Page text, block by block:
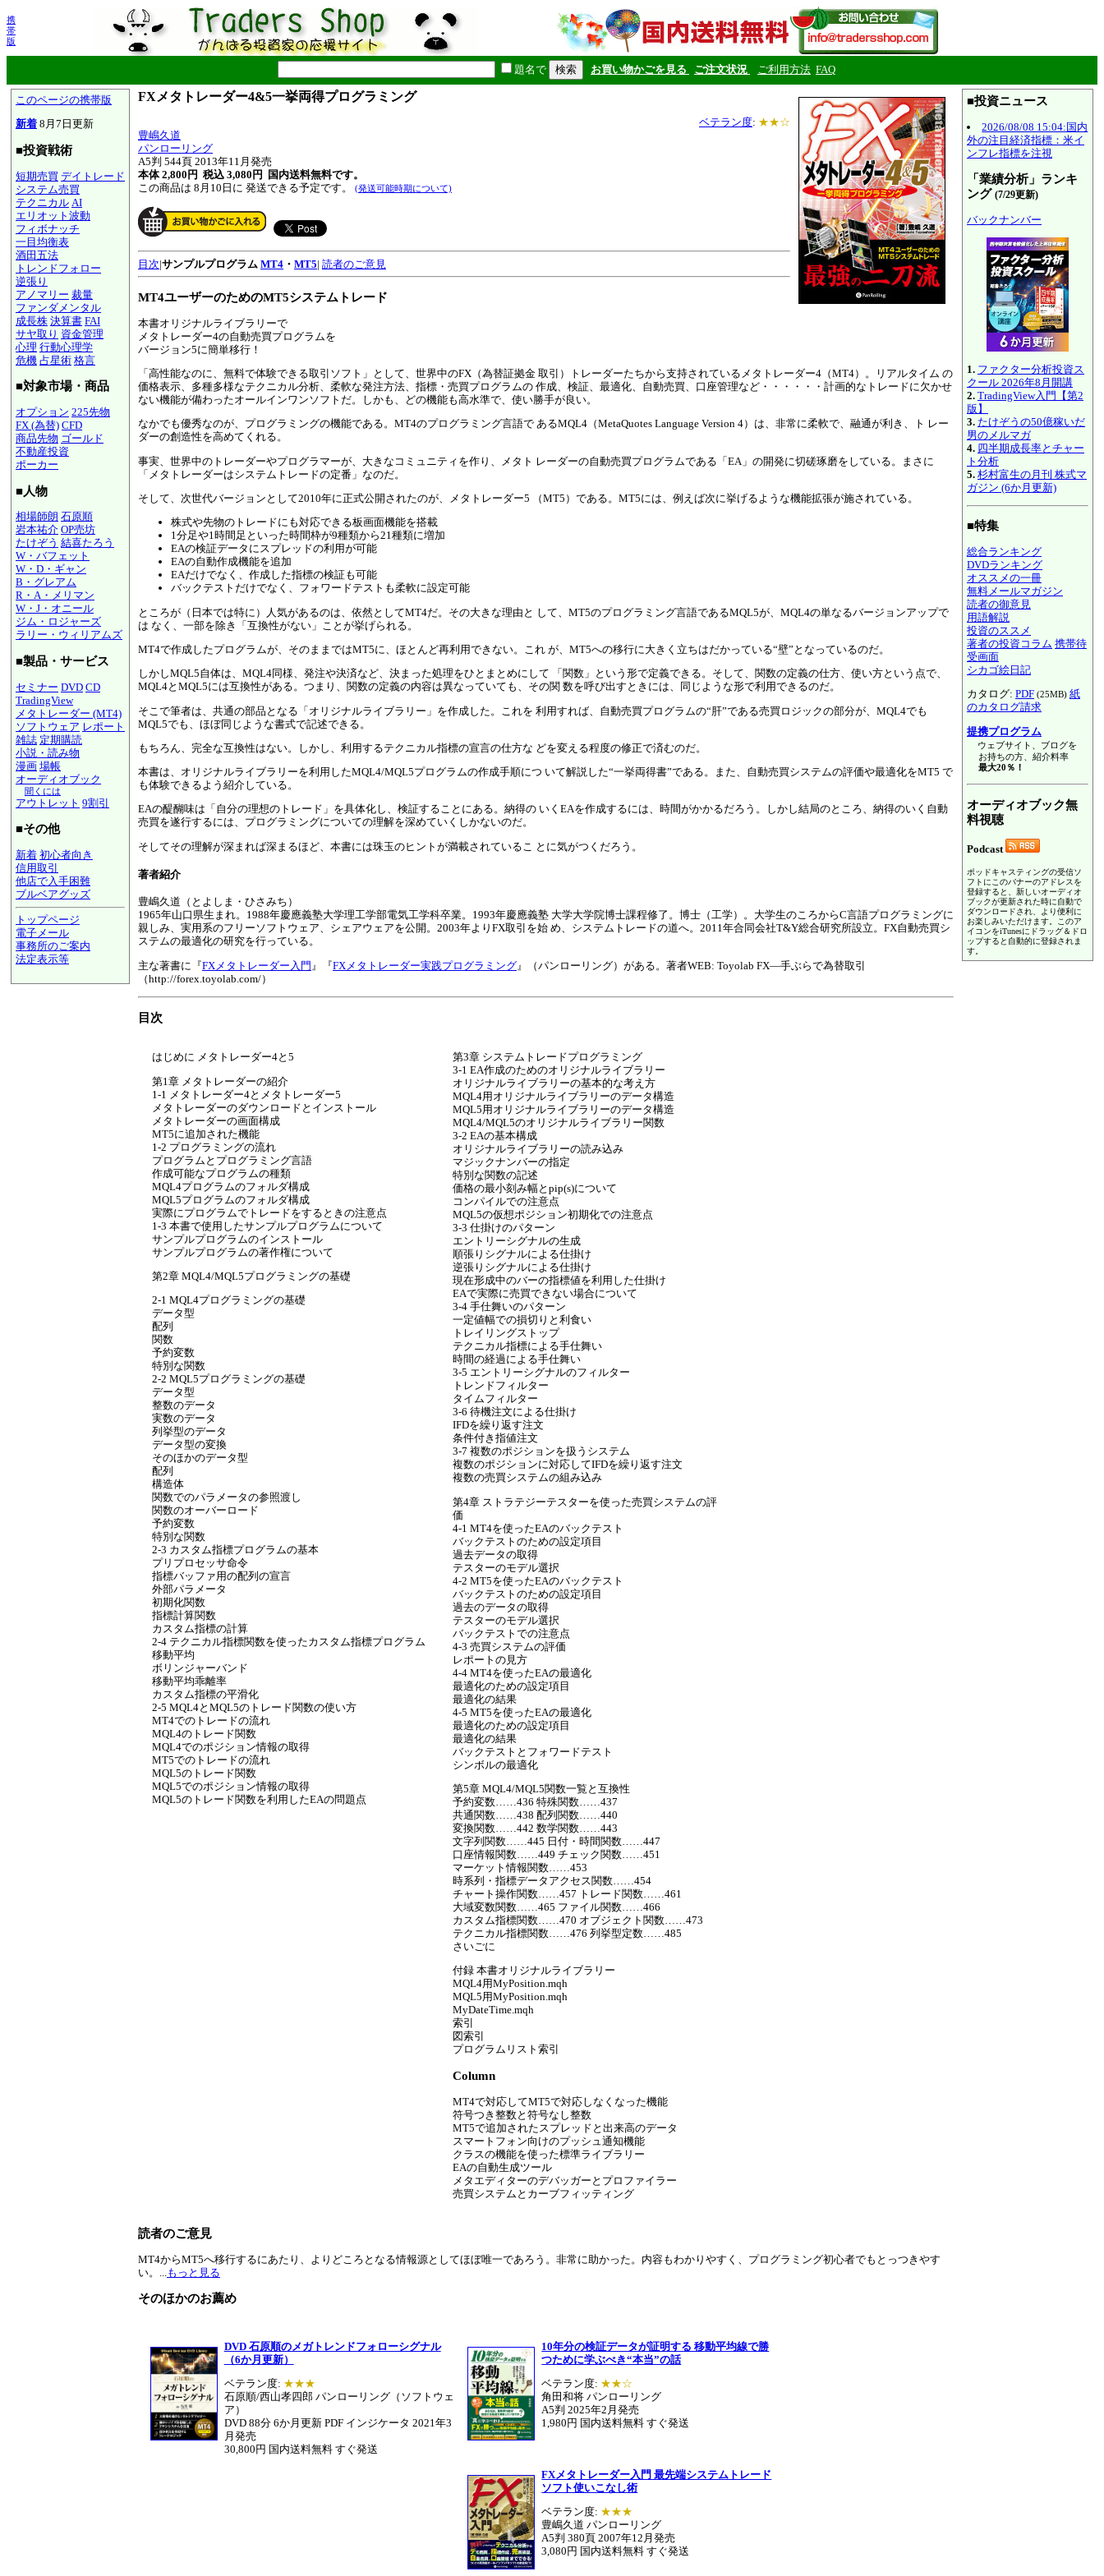
携
帯
版
題名で お買い物かごを見る ご注文状況 ご利用方法 FAQ
このページの携帯版
新着 8月7日更新
■投資戦術
短期売買 デイトレード
システム売買
テクニカル AI
エリオット波動
フィボナッチ
一目均衡表
酒田五法
トレンドフォロー
逆張り
アノマリー 裁量
ファンダメンタル
成長株 決算書 FAI
サヤ取り 資金管理
心理 行動心理学
危機 占星術 格言
■対象市場・商品
オプション 225先物
FX (為替) CFD
商品先物 ゴールド
不動産投資
ポーカー
■人物
相場師朗 石原順
岩本祐介 OP売坊
たけぞう 結喜たろう
W・バフェット
W・D・ギャン
B・グレアム
R・A・メリマン
W・J・オニール
ジム・ロジャーズ
ラリー・ウィリアムズ
■製品・サービス
セミナー DVD CD
TradingView
メタトレーダー (MT4)
ソフトウェア レポート
雑誌 定期購読
小説・読み物
漫画 場帳
オーディオブック
聞くには
アウトレット 9割引
■その他
新着 初心者向き
信用取引
他店で入手困難
ブルベアグッズ
トップページ
電子メール
事務所のご案内
法定表示等
FXメタトレーダー4&5一挙両得プログラミング
ベテラン度: ★★☆
豊嶋久道
パンローリング
A5判 544頁 2013年11月発売
本体 2,800円 税込 3,080円
国内送料無料です。
この商品は 8月10日に 発送できる予定です。
(発送可能時期について)
目次|サンプルプログラム MT4 ・ MT5| 読者のご意見
MT4ユーザーのためのMT5システムトレード
本書オリジナルライブラリーで
メタトレーダー4の自動売買プログラムを
バージョン5に簡単移行！
「高性能なのに、無料で体験できる取引ソフト」として、世界中のFX（為替証拠金 取引）トレーダーたちから支持されているメタトレーダー4（MT4）。リアルタイム の
価格表示、多種多様なテクニカル分析、柔軟な発注方法、指標・売買プログラムの 作成、検証、最適化、自動売買、口座管理など・・・・・・計画的なトレードに欠かせ
ない機能が備わったオールインワンソフトだ。しかも、どの機能も高水準で、使い勝手が良い。
なかでも優秀なのが、プログラミングの機能である。MT4のプログラミング言語で あるMQL4（MetaQuotes Language Version 4）は、非常に柔軟で、融通が利き、ト レー
ダーの創造性を高めてくれる。
事実、世界中のトレーダーやプログラマーが、大きなコミュニティを作り、メタト レーダーの自動売買プログラムである「EA」の開発に切磋琢磨をしている。まさに
「メタトレーダーはシステムトレードの定番」なのだ。
そして、次世代バージョンとして2010年に正式公開されたのが、メタトレーダー5 （MT5）である。MT5には、例えば次に挙げるような機能拡張が施されている。
株式や先物のトレードにも対応できる板画面機能を搭載
1分足や1時間足といった時間枠が9種類から21種類に増加
EAの検証データにスプレッドの利用が可能
EAの自動作成機能を追加
EAだけでなく、作成した指標の検証も可能
バックテストだけでなく、フォワードテストも柔軟に設定可能
ところが（日本では特に）人気があるのは、依然としてMT4だ。その大きな理由と して、MT5のプログラミング言語であるMQL5が、MQL4の単なるバージョンアップで
は なく、一部を除き「互換性がない」ことが挙げられる。
MT4で作成したプログラムが、そのままではMT5に、ほとんど再利用できない。これ が、MT5への移行に大きく立ちはだかっている“壁”となっているのだ。
しかしMQL5自体は、MQL4同様、発注や決済など、決まった処理をひとまとめにして 「関数」という形で定義できる。そして、関数の定義の仕方、使い方という点で、
MQL4とMQL5には互換性がある。つまり、関数の定義の内容は異なっていても、その関 数を呼び出すときには、同じような形で利用できるのだ。
そこで筆者は、共通の部品となる「オリジナルライブラリー」を作成した。これを 利用すれば、自動売買プログラムの“肝”である売買ロジックの部分が、MQL4でも
MQL5でも、ほぼ同じような書式で記述できる。
もちろん、完全な互換性はない。しかし、利用するテクニカル指標の宣言の仕方な どを変える程度の修正で済むのだ。
本書は、オリジナルライブラリーを利用したMQL4/MQL5プログラムの作成手順につ いて解説した“一挙両得書”である。また、自動売買システムの評価や最適化をMT5 で
も体験できるよう紹介している。
EAの醍醐味は「自分の理想のトレード」を具体化し、検証することにある。納得の いくEAを作成するには、時間がかかるだろう。しかし結局のところ、納得のいく自動
売買を遂行するには、プログラミングについての理解を深めていくしかないのだ。
そしてその理解が深まれば深まるほど、本書には珠玉のヒントが満載されているこ とに気がつくだろう。
著者紹介
豊嶋久道（とよしま・ひさみち）
1965年山口県生まれ。1988年慶應義塾大学理工学部電気工学科卒業。1993年慶應義塾 大学大学院博士課程修了。博士（工学）。大学生のころからC言語プログラミングに
親しみ、実用系のフリーソフトウェア、シェアウェアを公開。2003年よりFX取引を始 め、システムトレードの道へ。2011年合同会社T&Y総合研究所設立。FX自動売買シ
ステムの最適化の研究を行っている。
主な著書に『FXメタトレーダー入門 』『FXメタトレーダー実践プログラミング 』（パンローリング）がある。著者WEB: Toyolab FX―手ぶらで為替取引
（http://forex.toyolab.com/）
目次
はじめに メタトレーダー4と5
第1章 メタトレーダーの紹介
1-1 メタトレーダー4とメタトレーダー5
メタトレーダーのダウンロードとインストール
メタトレーダーの画面構成
MT5に追加された機能
1-2 プログラミングの流れ
プログラムとプログラミング言語
作成可能なプログラムの種類
MQL4プログラムのフォルダ構成
MQL5プログラムのフォルダ構成
実際にプログラムでトレードをするときの注意点
1-3 本書で使用したサンプルプログラムについて
サンプルプログラムのインストール
サンプルプログラムの著作権について
第2章 MQL4/MQL5プログラミングの基礎
2-1 MQL4プログラミングの基礎
データ型
配列
関数
予約変数
特別な関数
2-2 MQL5プログラミングの基礎
データ型
整数のデータ
実数のデータ
列挙型のデータ
データ型の変換
そのほかのデータ型
配列
構造体
関数でのパラメータの参照渡し
関数のオーバーロード
予約変数
特別な関数
2-3 カスタム指標プログラムの基本
プリプロセッサ命令
指標バッファ用の配列の宣言
外部パラメータ
初期化関数
指標計算関数
カスタム指標の計算
2-4 テクニカル指標関数を使ったカスタム指標プログラム
移動平均
ボリンジャーバンド
移動平均乖離率
カスタム指標の平滑化
2-5 MQL4とMQL5のトレード関数の使い方
MT4でのトレードの流れ
MQL4のトレード関数
MQL4でのポジション情報の取得
MT5でのトレードの流れ
MQL5のトレード関数
MQL5でのポジション情報の取得
MQL5のトレード関数を利用したEAの問題点
第3章 システムトレードプログラミング
3-1 EA作成のためのオリジナルライブラリー
オリジナルライブラリーの基本的な考え方
MQL4用オリジナルライブラリーのデータ構造
MQL5用オリジナルライブラリーのデータ構造
MQL4/MQL5のオリジナルライブラリー関数
3-2 EAの基本構成
オリジナルライブラリーの読み込み
マジックナンバーの指定
特別な関数の記述
価格の最小刻み幅とpip(s)について
コンパイルでの注意点
MQL5の仮想ポジション初期化での注意点
3-3 仕掛けのパターン
エントリーシグナルの生成
順張りシグナルによる仕掛け
逆張りシグナルによる仕掛け
現在形成中のバーの指標値を利用した仕掛け
EAで実際に売買できない場合について
3-4 手仕舞いのパターン
一定値幅での損切りと利食い
トレイリングストップ
テクニカル指標による手仕舞い
時間の経過による手仕舞い
3-5 エントリーシグナルのフィルター
トレンドフィルター
タイムフィルター
3-6 待機注文による仕掛け
IFDを繰り返す注文
条件付き指値注文
3-7 複数のポジションを扱うシステム
複数のポジションに対応してIFDを繰り返す注文
複数の売買システムの組み込み
第4章 ストラテジーテスターを使った売買システムの評
価
4-1 MT4を使ったEAのバックテスト
バックテストのための設定項目
過去データの取得
テスターのモデル選択
4-2 MT5を使ったEAのバックテスト
バックテストのための設定項目
過去のデータの取得
テスターのモデル選択
バックテストでの注意点
4-3 売買システムの評価
レポートの見方
4-4 MT4を使ったEAの最適化
最適化のための設定項目
最適化の結果
4-5 MT5を使ったEAの最適化
最適化のための設定項目
最適化の結果
バックテストとフォワードテスト
シンボルの最適化
第5章 MQL4/MQL5関数一覧と互換性
予約変数……436 特殊関数……437
共通関数……438 配列関数……440
変換関数……442 数学関数……443
文字列関数……445 日付・時間関数……447
口座情報関数……449 チェック関数……451
マーケット情報関数……453
時系列・指標データアクセス関数……454
チャート操作関数……457 トレード関数……461
大域変数関数……465 ファイル関数……466
カスタム指標関数……470 オブジェクト関数……473
テクニカル指標関数……476 列挙型定数……485
さいごに
付録 本書オリジナルライブラリー
MQL4用MyPosition.mqh
MQL5用MyPosition.mqh
MyDateTime.mqh
索引
図索引
プログラムリスト索引
Column
MT4で対応してMT5で対応しなくなった機能
符号つき整数と符号なし整数
MT5で追加されたスプレッドと出来高のデータ
スマートフォン向けのプッシュ通知機能
クラスの機能を使った標準ライブラリー
EAの自動生成ツール
メタエディターのデバッガーとプロファイラー
売買システムとカーブフィッティング
読者のご意見
MT4からMT5へ移行するにあたり、よりどころとなる情報源としてほぼ唯一であろう。非常に助かった。内容もわかりやすく、プログラミング初心者でもとっつきやす
い。...
もっと見る
そのほかのお薦め
DVD 石原順のメガトレンドフォローシグナル
（6か月更新）
ベテラン度: ★★★
石原順/西山孝四郎 パンローリング（ソフトウェ
ア）
DVD 88分 6か月更新 PDF インジケータ 2021年3
月発売
30,800円 国内送料無料 すぐ発送
10年分の検証データが証明する 移動平均線で勝
つために学ぶべき“本当”の話
ベテラン度: ★★☆
角田和将 パンローリング
A5判2025年2月発売
1,980円 国内送料無料 すぐ発送
FXメタトレーダー入門 最先端システムトレード
ソフト使いこなし術
ベテラン度: ★★★
豊嶋久道 パンローリング
A5判 380頁 2007年12月発売
3,080円 国内送料無料 すぐ発送
■投資ニュース
2026/08/08 15:04:国内
外の注目経済指標：米イ
ンフレ指標を注視
「業績分析」ランキ
ング (7/29更新)
バックナンバー
1. ファクター分析投資ス
クール 2026年8月開講
2. TradingView入門【第2
版】
3. たけぞうの50億稼いだ
男のメルマガ
4. 四半期成長率とチャー
ト分析
5. 杉村富生の月刊 株式マ
ガジン (6か月更新)
■特集
総合ランキング
DVDランキング
オススメの一冊
無料メールマガジン
読者の御意見
用語解説
投資のススメ
著者の投資コラム 携帯待
受画面
シカゴ絵日記
カタログ: PDF (25MB) 紙
のカタログ請求
提携プログラム
ウェブサイト、ブログを
お持ちの方、紹介料率
最大20％！
オーディオブック無
料視聴
Podcast
ポッドキャスティングの受信ソ
フトにこのバナーのアドレスを
登録すると、新しいオーディオ
ブックが更新された時に自動で
ダウンロードされ、より便利に
お楽しみいただけます。このア
イコンをiTunesにドラッグ＆ドロ
ップすると自動的に登録されま
す。